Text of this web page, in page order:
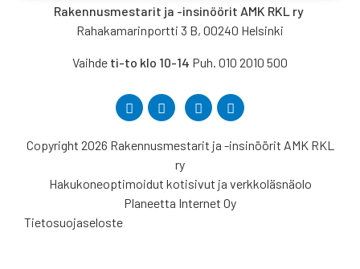
Rakennusmestarit ja -insinöörit AMK RKL ry
Rahakamarinportti 3 B, 00240 Helsinki
Vaihde ti-to klo 10-14 Puh. 010 2010 500
Copyright 2026 Rakennusmestarit ja -insinöörit AMK RKL
ry
Hakukoneoptimoidut kotisivut ja verkkoläsnäolo
Planeetta Internet Oy
Tietosuojaseloste